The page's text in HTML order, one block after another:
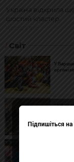
Україна відкрила
шостий кластер
Світ
У
ГУР
Підпишіться